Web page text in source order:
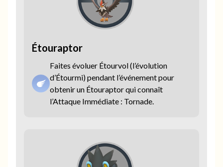
Étouraptor
Faites évoluer Étourvol (l’évolution
d’Étourmi) pendant l’événement pour
obtenir un Étouraptor qui connaît
l’Attaque Immédiate : Tornade.